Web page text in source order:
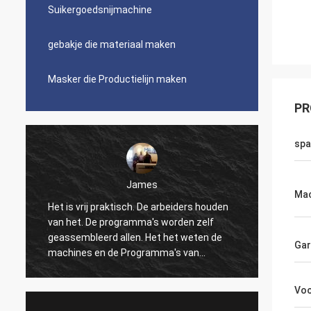
Suikergoedsnijmachine
gebakje die materiaal maken
Masker die Productielijn maken
James
Het is vrij praktisch. De arbeiders houden
van het. De programma's worden zelf
geassembleerd allen. Het het weten de
machines en de Programma's van
numerieke controle kunnen tot het dans
de